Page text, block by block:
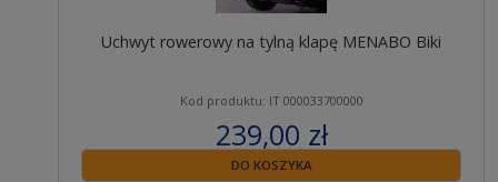
Uchwyt rowerowy na tylną klapę MENABO Biki
Kod produktu: IT 000033700000
239,00 zł
zawiera 23% VAT
DO KOSZYKA